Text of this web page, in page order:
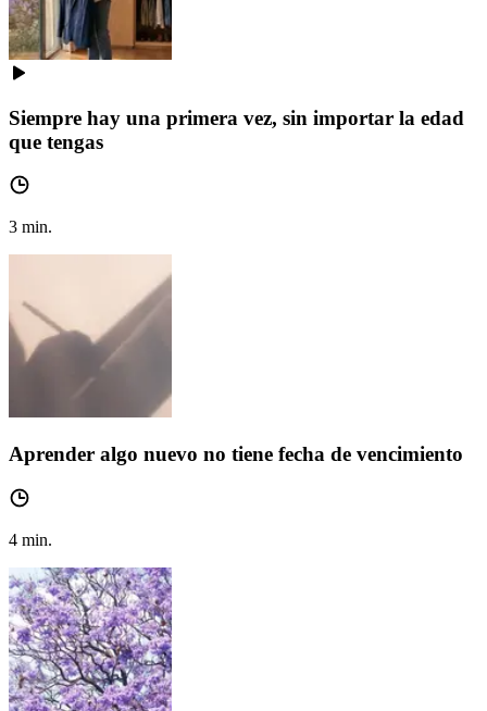
Siempre hay una primera vez, sin importar la edad
que tengas
3 min.
Aprender algo nuevo no tiene fecha de vencimiento
4 min.